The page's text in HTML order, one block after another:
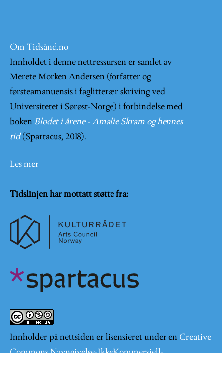
Om Tidsånd.no
Innholdet i denne nettressursen er samlet av
Merete Morken Andersen (forfatter og
førsteamanuensis i faglitterær skriving ved
Universitetet i Sørøst-Norge) i forbindelse med
boken Blodet i årene - Amalie Skram og hennes
tid (Spartacus, 2018).
Les mer
Tidslinjen har mottatt støtte fra:
Innholder på nettsiden er lisensieret under en Creative
Commons Navngivelse-IkkeKommersiell-